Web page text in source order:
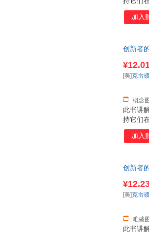
而是那
加入
创新者
此书讲
持它们
而是那
概念
[美]克雷
加入
创新者
此书讲
唯盛
[美]克雷